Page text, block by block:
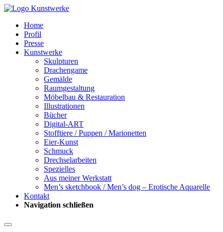
Home
Profil
Presse
Kunstwerke
Skulpturen
Drachengame
Gemälde
Raumgestaltung
Möbelbau & Restauration
Illustrationen
Bücher
Digital-ART
Stofftiere / Puppen / Marionetten
Eier-Kunst
Schmuck
Drechselarbeiten
Spezielles
Aus meiner Werkstatt
Men’s sketchbook / Men’s dog – Erotische Aquarelle
Kontakt
Navigation schließen